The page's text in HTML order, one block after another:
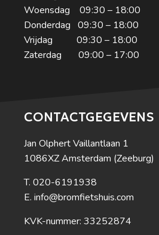
Woensdag 09:30 – 18:00
Donderdag 09:30 – 18:00
Vrijdag 09:30 – 18:00
Zaterdag 09:00 – 17:00
CONTACTGEGEVENS
Jan Olphert Vaillantlaan 1
1086XZ Amsterdam (Zeeburg)
020-6191938
info@bromfietshuis.com
KVK-nummer: 33252874